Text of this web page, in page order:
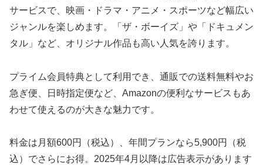
サービスで、映画・ドラマ・アニメ・スポーツなど幅広い
ジャンルを楽しめます。「ザ・ボーイズ」や「ドキュメン
タル」など、オリジナル作品も高い人気を誇ります。
プライム会員特典として利用でき、通販での送料無料やお
急ぎ便、日時指定便など、Amazonの便利なサービスもあ
わせて使えるのが大きな魅力です。
料金は月額600円（税込）、年間プランなら5,900円（税
込）でさらにお得。2025年4月以降は広告表示があります